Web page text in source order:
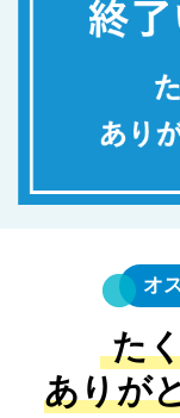
オ
た
ありが